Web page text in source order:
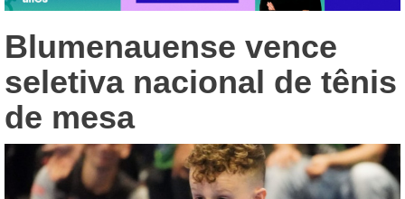
Blumenauense vence
seletiva nacional de tênis
de mesa